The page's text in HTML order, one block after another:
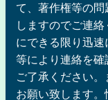
て、著作権等の
しますのでご連
にできる限り迅
等により連絡を確
ご了承ください
お願い致します